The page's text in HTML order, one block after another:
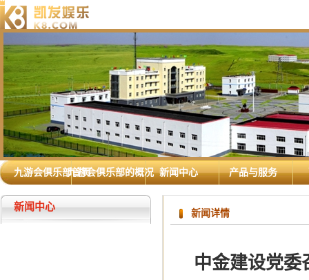
九游会俱乐部首页九游会俱乐部的概况 新闻中心 产品与服务
新闻中心
新闻详情
中金建设党委